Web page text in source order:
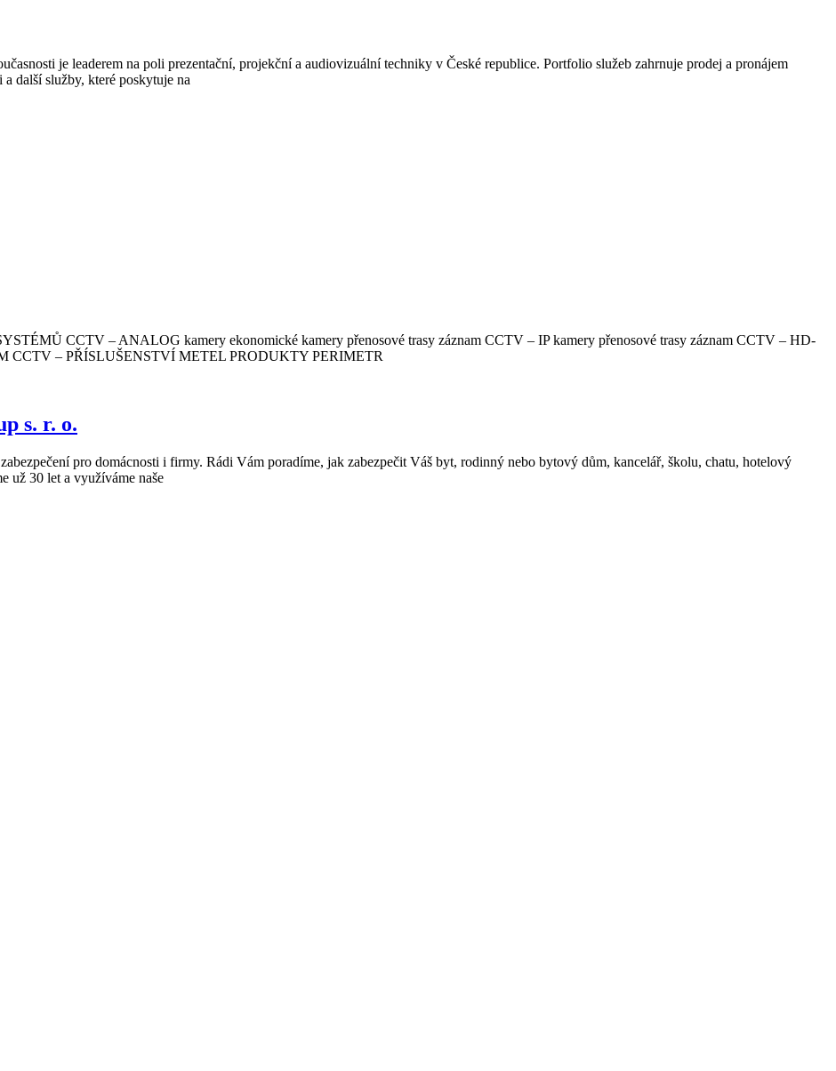
je leaderem na poli prezentační, projekční a audiovizuální techniky v České republice. Portfolio služeb zahrnuje prodej a pronájem
další služby, které poskytuje na
CCTV – ANALOG kamery ekonomické kamery přenosové trasy záznam CCTV – IP kamery přenosové trasy záznam CCTV – HD-
CCTV – PŘÍSLUŠENSTVÍ METEL PRODUKTY PERIMETR
s. r. o.
pro domácnosti i firmy. Rádi Vám poradíme, jak zabezpečit Váš byt, rodinný nebo bytový dům, kancelář, školu, chatu, hotelový
30 let a využíváme naše